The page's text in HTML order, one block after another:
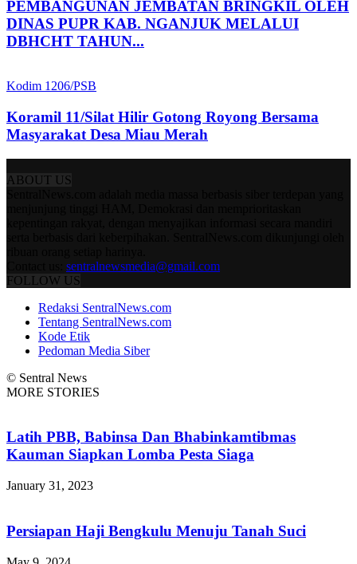
PEMBANGUNAN JEMBATAN BRINGKIL OLEH
DINAS PUPR KAB. NGANJUK MELALUI
DBHCHT TAHUN...
Kodim 1206/PSB
Koramil 11/Silat Hilir Gotong Royong Bersama
Masyarakat Desa Miau Merah
ABOUT US
sentralnewsmedia@gmail.com
FOLLOW US
Redaksi SentralNews.com
Tentang SentralNews.com
Kode Etik
Pedoman Media Siber
© Sentral News
MORE STORIES
Latih PBB, Babinsa Dan Bhabinkamtibmas
Kauman Siapkan Lomba Pesta Siaga
January 31, 2023
Persiapan Haji Bengkulu Menuju Tanah Suci